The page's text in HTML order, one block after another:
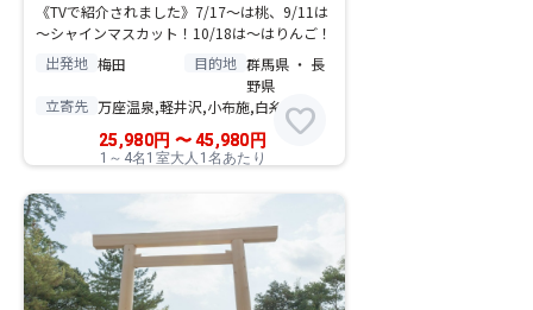
《TVで紹介されました》7/17～は桃、9/11は
～シャインマスカット！10/18は～はりんご！
出発地 梅田 目的地 群馬県 ・ 長
野県
立寄先 万座温泉,軽井沢,小布施,白糸の滝
25,980円 〜45,980 円
1～4名1室大人1名あたり
favorite